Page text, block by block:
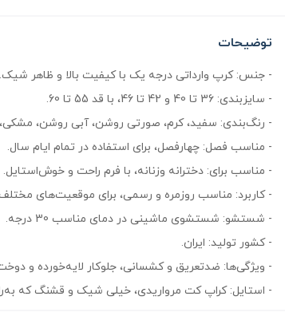
توضیحات
- جنس: کرپ وارداتی درجه یک با کیفیت بالا و ظاهر شیک.
- سایزبندی: 36 تا 40 و 42 تا 46، با قد 55 تا 60.
- رنگ‌بندی: سفید، کرم، صورتی روشن، آبی روشن،
- مناسب فصل: چهارفصل، برای استفاده در تمام ایام سال.
- مناسب برای: دخترانه وزنانه، با فرم راحت و خوش‌استایل.
- کاربرد: مناسب روزمره و رسمی، برای موقعیت‌های
- شستشو: شستشوی ماشینی در دمای مناسب 30 درجه.
- کشور تولید: ایران.
- ویژگی‌ها: ضدتعریق و کشسانی، جلوکار لایه‌خورده و
- استایل: کراپ کت مرواریدی، خیلی شیک و قشنگ که